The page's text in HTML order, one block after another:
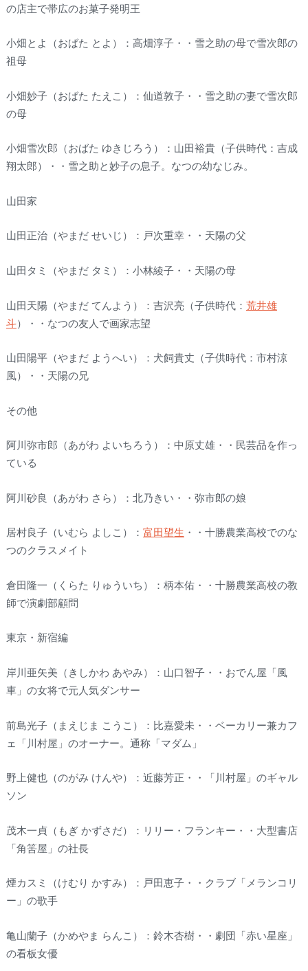
の店主で帯広のお菓子発明王
小畑とよ（おばた とよ）：高畑淳子・・雪之助の母で雪次郎の
祖母
小畑妙子（おばた たえこ）：仙道敦子・・雪之助の妻で雪次郎
の母
小畑雪次郎（おばた ゆきじろう）：山田裕貴（子供時代：吉成
翔太郎）・・雪之助と妙子の息子。なつの幼なじみ。
山田家
山田正治（やまだ せいじ）：戸次重幸・・天陽の父
山田タミ（やまだ タミ）：小林綾子・・天陽の母
山田天陽（やまだ てんよう）：吉沢亮（子供時代： 荒井雄
斗）・・なつの友人で画家志望
山田陽平（やまだ ようへい）：犬飼貴丈（子供時代：市村涼
風）・・天陽の兄
その他
阿川弥市郎（あがわ よいちろう）：中原丈雄・・民芸品を作っ
ている
阿川砂良（あがわ さら）：北乃きい・・弥市郎の娘
居村良子（いむら よしこ）： 富田望生 ・・十勝農業高校でのな
つのクラスメイト
倉田隆一（くらた りゅういち）：柄本佑・・十勝農業高校の教
師で演劇部顧問
東京・新宿編
岸川亜矢美（きしかわ あやみ）：山口智子・・おでん屋「風
車」の女将で元人気ダンサー
前島光子（まえじま こうこ）：比嘉愛未・・ベーカリー兼カフ
ェ「川村屋」のオーナー。通称「マダム」
野上健也（のがみ けんや）：近藤芳正・・「川村屋」のギャル
ソン
茂木一貞（もぎ かずさだ）：リリー・フランキー・・大型書店
「角筈屋」の社長
煙カスミ（けむり かすみ）：戸田恵子・・クラブ「メランコリ
ー」の歌手
亀山蘭子（かめやま らんこ）：鈴木杏樹・・劇団「赤い星座」
の看板女優